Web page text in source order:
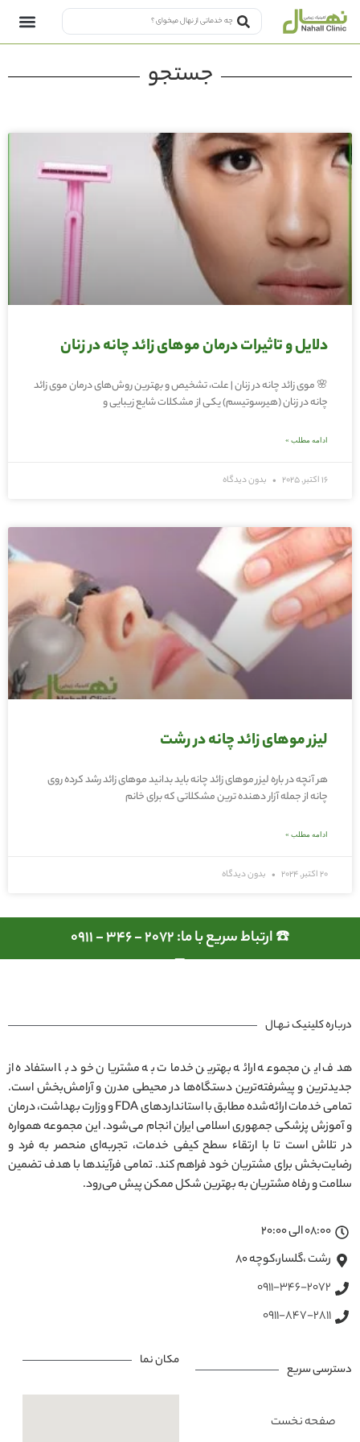
جستجو
دلایل و تاثیرات درمان موهای زائد چانه در زنان
🌸 موی زائد چانه در زنان | علت، تشخیص و بهترین روش‌های درمان موی زائد
چانه در زنان (هیرسوتیسم) یکی از مشکلات شایع زیبایی و
ادامه مطلب »
16 اکتبر, 2025 بدون دیدگاه
لیزر موهای زائد چانه در رشت
هر آنچه در باره لیزر موهای زائد چانه باید بدانید موهای زائد رشد کرده روی
چانه از جمله آزار دهنده ترین مشکلاتی که برای خانم
ادامه مطلب »
20 اکتبر, 2024 بدون دیدگاه
☎️ ارتباط سریع با ما: 2072 - 346 - 0911
درباره کلینیک نـهـال
هدف این مجموعه ارائه بهترین خدمات به مشتریان خود با استفاده از
جدیدترین و پیشرفته‌ترین دستگاه‌ها در محیطی مدرن و آرامش‌بخش است.
تمامی خدمات ارائه‌شده مطابق با استانداردهای FDA و وزارت بهداشت، درمان
و آموزش پزشکی جمهوری اسلامی ایران انجام می‌شود. این مجموعه همواره
در تلاش است تا با ارتقاء سطح کیفی خدمات، تجربه‌ای منحصر به فرد و
رضایت‌بخش برای مشتریان خود فراهم کند. تمامی فرآیندها با هدف تضمین
سلامت و رفاه مشتریان به بهترین شکل ممکن پیش می‌رود.
08:00 الی 20:00
رشت ،گلسار،کوچه ۸۰
0911-346-2072
0911-847-2811
دسترسی سریع
صفحه نخست
مکان نما